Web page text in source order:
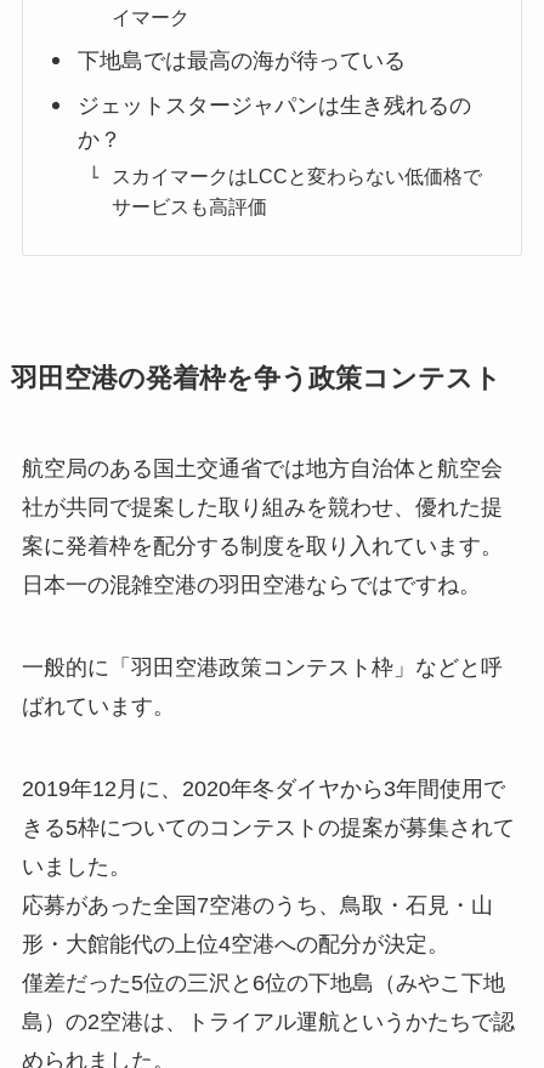
イマーク
下地島では最高の海が待っている
ジェットスタージャパンは生き残れるの
か？
スカイマークはLCCと変わらない低価格で
サービスも高評価
羽田空港の発着枠を争う政策コンテスト
航空局のある国土交通省では地方自治体と航空会
社が共同で提案した取り組みを競わせ、優れた提
案に発着枠を配分する制度を取り入れています。
日本一の混雑空港の羽田空港ならではですね。
一般的に「 羽田空港政策コンテスト枠」などと呼
ばれています。
2019年12月に、2020年冬ダイヤから3年間使用で
きる5枠についてのコンテストの提案が募集されて
いました。
応募があった全国7空港のうち、鳥取・石見・山
形・大館能代の上位4空港への配分が決定。
僅差だった5位の三沢と6位の下地島（みやこ下地
島）の2空港は、トライアル運航というかたちで認
められました。